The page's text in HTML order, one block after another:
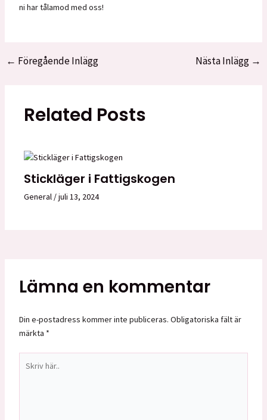
ni har tålamod med oss!
Inläggsnavigering
← Föregående Inlägg Nästa Inlägg →
Related Posts
Stickläger i Fattigskogen
General/juli 13, 2024
Lämna en kommentar
Din e-postadress kommer inte publiceras. Obligatoriska fält är
märkta *
här..